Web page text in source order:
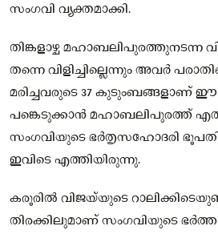
സംഗവി വ്യക്തമാക്കി.
തിങ്കളാഴ്ച മഹാബലിപുരത്തുനടന്ന
തന്നെ വിളിച്ചില്ലെന്നും അവർ
മരിച്ചവരുടെ 37 കുടുംബങ്ങളാണ് ഈ
പങ്കെടുക്കാൻ മഹാബലിപുരത്ത്
സംഗവിയുടെ ഭർതൃസഹോദരി
ഇവിടെ എത്തിയിരുന്നു.
കരൂരിൽ വിജയ്‌യുടെ
തിരക്കിലുമാണ് സംഗവിയുടെ